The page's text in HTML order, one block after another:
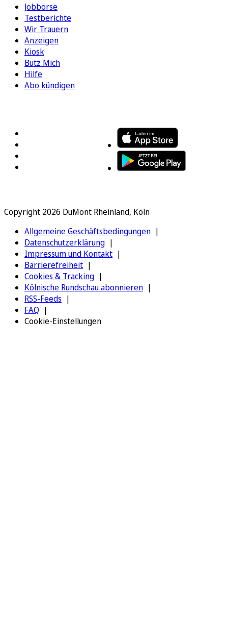
Jobbörse
Testberichte
Wir Trauern
Anzeigen
Kiosk
Bütz Mich
Hilfe
Abo kündigen
Copyright 2026 DuMont Rheinland, Köln
Allgemeine Geschäftsbedingungen
Datenschutzerklärung
Impressum und Kontakt
Barrierefreiheit
Cookies & Tracking
Kölnische Rundschau abonnieren
RSS-Feeds
FAQ
Cookie-Einstellungen